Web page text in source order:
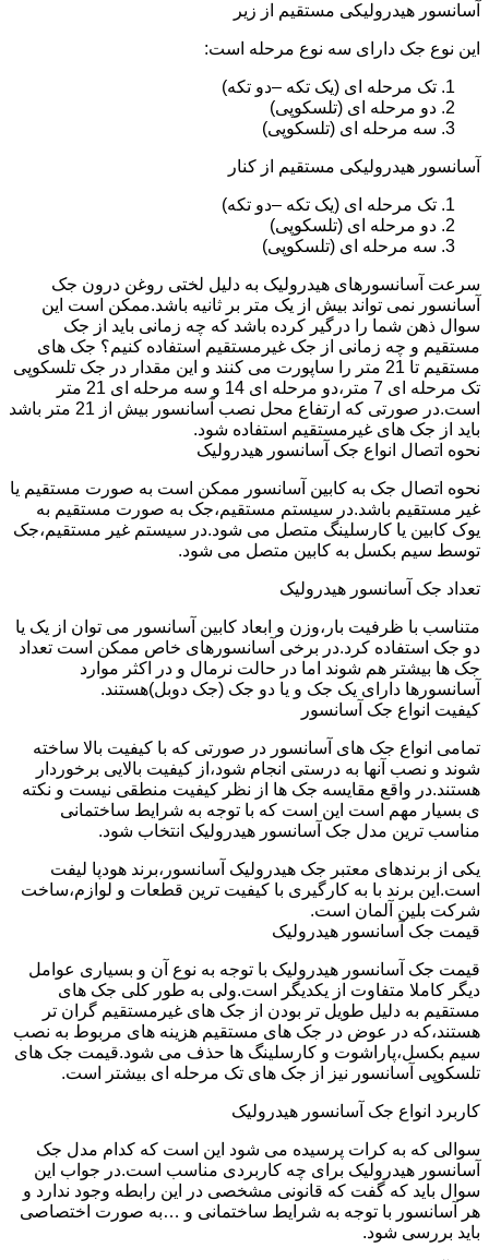
آسانسور هیدرولیکی مستقیم از زیر
این نوع جک دارای سه نوع مرحله است:
تک مرحله ای (یک تکه –دو تکه)
دو مرحله ای (تلسکوپی)
سه مرحله ای (تلسکوپی)
آسانسور هیدرولیکی مستقیم از کنار
تک مرحله ای (یک تکه –دو تکه)
دو مرحله ای (تلسکوپی)
سه مرحله ای (تلسکوپی)
سرعت آسانسورهای هیدرولیک به دلیل لختی روغن درون جک
آسانسور نمی تواند بیش از یک متر بر ثانیه باشد.ممکن است این
سوال ذهن شما را درگیر کرده باشد که چه زمانی باید از جک
مستقیم و چه زمانی از جک غیرمستقیم استفاده کنیم؟ جک های
مستقیم تا 21 متر را ساپورت می کنند و این مقدار در جک تلسکوپی
تک مرحله ای 7 متر،دو مرحله ای 14 و سه مرحله ای 21 متر
است.در صورتی که ارتفاع محل نصب آسانسور بیش از 21 متر باشد
باید از جک های غیرمستقیم استفاده شود.
نحوه اتصال انواع جک آسانسور هیدرولیک
نحوه اتصال جک به کابین آسانسور ممکن است به صورت مستقیم یا
غیر مستقیم باشد.در سیستم مستقیم،جک به صورت مستقیم به
یوک کابین یا کارسلینگ متصل می شود.در سیستم غیر مستقیم،جک
توسط سیم بکسل به کابین متصل می شود.
تعداد جک آسانسور هیدرولیک
متناسب با ظرفیت بار،وزن و ابعاد کابین آسانسور می توان از یک یا
دو جک استفاده کرد.در برخی آسانسورهای خاص ممکن است تعداد
جک ها بیشتر هم شوند اما در حالت نرمال و در اکثر موارد
آسانسورها دارای یک جک و یا دو جک (جک دوبل)هستند.
کیفیت انواع جک آسانسور
تمامی انواع جک های آسانسور در صورتی که با کیفیت بالا ساخته
شوند و نصب آنها به درستی انجام شود،از کیفیت بالایی برخوردار
هستند.در واقع مقایسه جک ها از نظر کیفیت منطقی نیست و نکته
ی بسیار مهم است این است که با توجه به شرایط ساختمانی
مناسب ترین مدل جک آسانسور هیدرولیک انتخاب شود.
یکی از برندهای معتبر جک هیدرولیک آسانسور،برند هودپا لیفت
است.این برند با به کارگیری با کیفیت ترین قطعات و لوازم،ساخت
شرکت بلین آلمان است.
قیمت جک آسانسور هیدرولیک
قیمت جک آسانسور هیدرولیک با توجه به نوع آن و بسیاری عوامل
دیگر کاملا متفاوت از یکدیگر است.ولی به طور کلی جک های
مستقیم به دلیل طویل تر بودن از جک های غیرمستقیم گران تر
هستند،که در عوض در جک های مستقیم هزینه های مربوط به نصب
سیم بکسل،پاراشوت و کارسلینگ ها حذف می شود.قیمت جک های
تلسکوپی آسانسور نیز از جک های تک مرحله ای بیشتر است.
کاربرد انواع جک آسانسور هیدرولیک
سوالی که به کرات پرسیده می شود این است که کدام مدل جک
آسانسور هیدرولیک برای چه کاربردی مناسب است.در جواب این
سوال باید که گفت که قانونی مشخصی در این رابطه وجود ندارد و
هر آسانسور با توجه به شرایط ساختمانی و …به صورت اختصاصی
باید بررسی شود.